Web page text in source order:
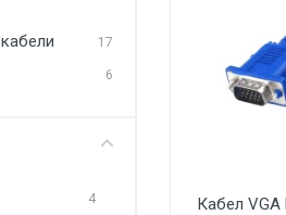
17
6
4 Кабел VGA